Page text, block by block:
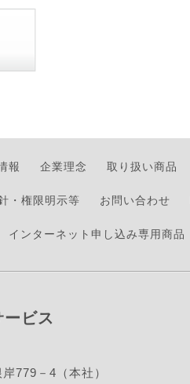
報 企業理念 取り扱い商品
・権限明示等 お問い合わせ
インターネット申し込み専用商品
ビス
779－4（本社）